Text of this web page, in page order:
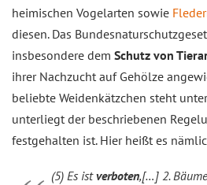
heimischen Vogelarten sowie
diesen. Das
insbesondere dem Schutz von
ihrer Nachzucht auf Gehölze
beliebte Weidenkätzchen steht
unterliegt der beschriebenen
festgehalten ist. Hier heißt es
(5) Es istverboten,[…] 2.